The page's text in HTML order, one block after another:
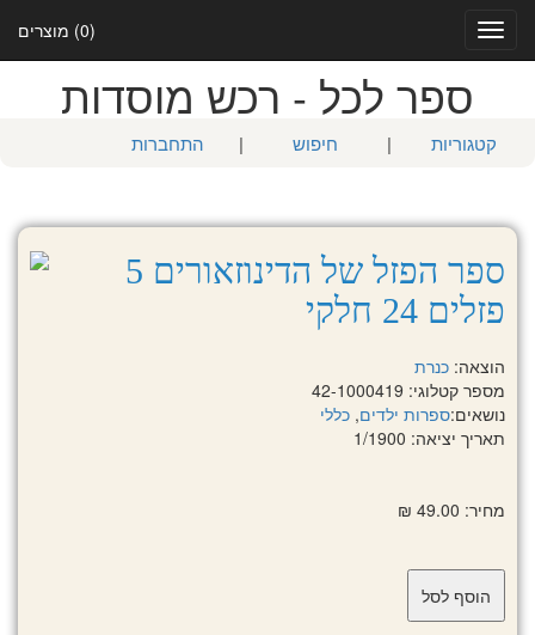
(0) מוצרים
Toggle
navigation
ספר לכל - רכש מוסדות
קטגוריות | חיפוש | התחברות
ספר הפזל של הדינוזאורים 5
פזלים 24 חלקי
הוצאה: כנרת
מספר קטלוגי: 42-1000419
נושאים:ספרות ילדים, כללי
תאריך יציאה: 1/1900
מחיר: 49.00 ₪